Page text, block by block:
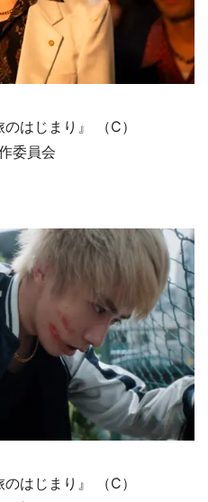
はじまり』 （C）
委員会
はじまり』 （C）